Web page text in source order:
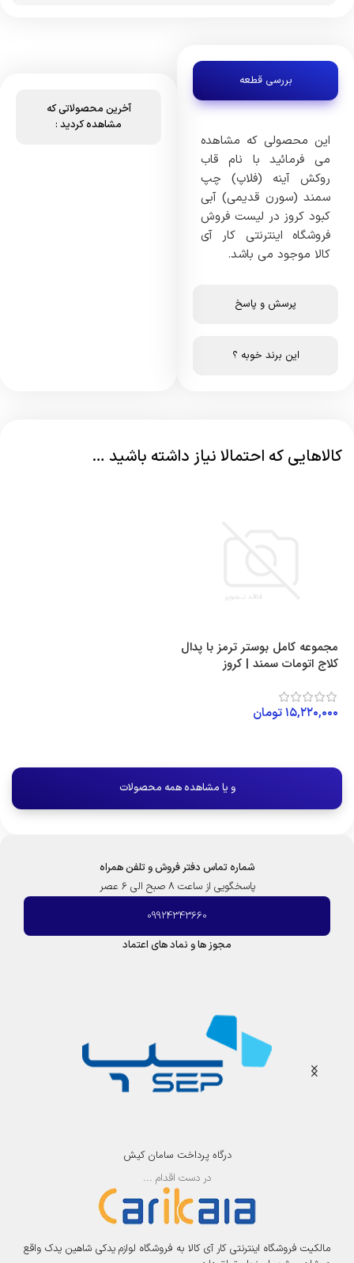
بررسی قطعه
پرسش و پاسخ
این برند خوبه ؟
این محصولی که مشاهده
می فرمائید با نام قاب
روکش آینه (فلاپ) چپ
سمند (سورن قدیمی) آبی
کبود کروز در لیست فروش
فروشگاه اینترنتی کار آی
کالا موجود می باشد.
آخرین محصولاتی که
مشاهده کردید :
کالاهایی که احتمالا نیاز داشته باشید …
مجموعه کامل بوستر ترمز با پدال
کلاج اتومات سمند | کروز
۱۵,۲۲۰,۰۰۰تومان
و یا مشاهده همه محصولات
شماره تماس دفتر فروش و تلفن همراه
پاسخگویی از ساعت 8 صبح الی 6 عصر
09924343660
مجوز ها و نماد های اعتماد
درگاه پرداخت سامان کیش
در دست اقدام ...
مالکیت فروشگاه اینترنتی کار آی کالا به فروشگاه لوازم یدکی شاهین یدک واقع